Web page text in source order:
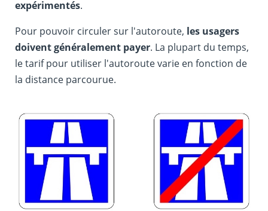
expérimentés.
Pour pouvoir circuler sur l'autoroute, les usagers
doivent généralement payer. La plupart du temps,
le tarif pour utiliser l'autoroute varie en fonction de
la distance parcourue.